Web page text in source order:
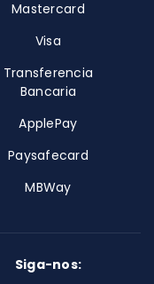
Mastercard
Visa
Transferencia
Bancaria
ApplePay
Paysafecard
MBWay
Siga-nos: